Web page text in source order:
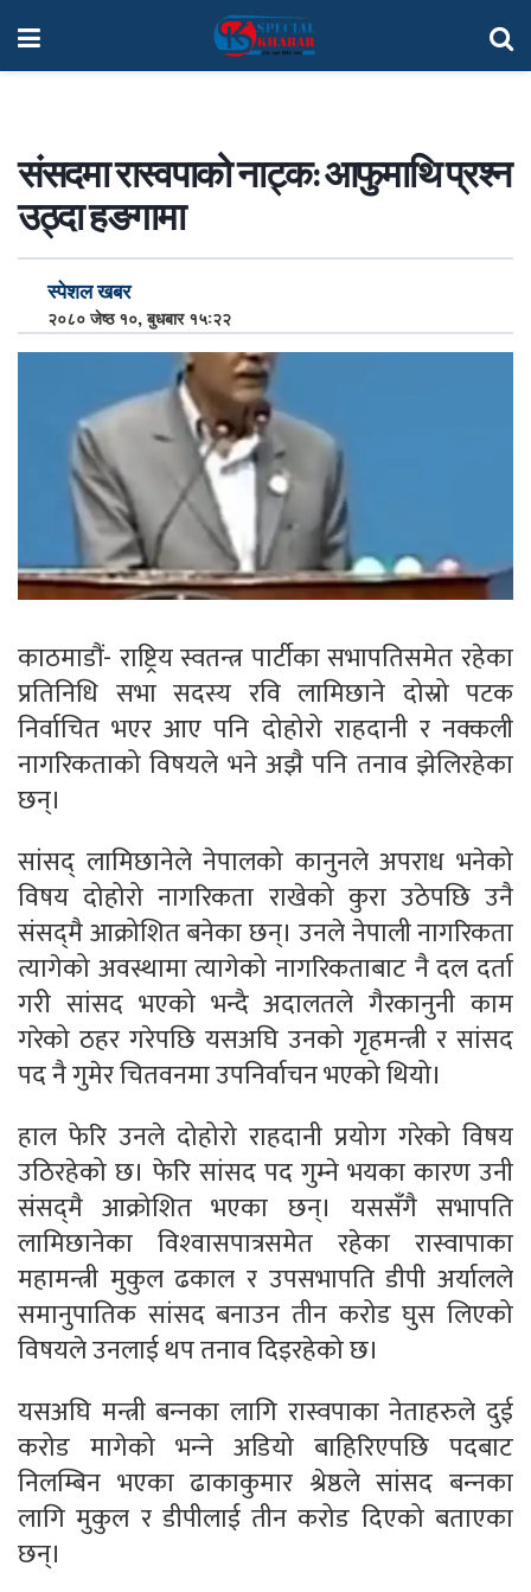
संसदमा रास्वपाको नाट्क: आफुमाथि प्रश्न
उठ्दा हङगामा
स्पेशल खबर
२०८० जेष्ठ १०, बुधबार १५:२२
काठमाडौं- राष्ट्रिय स्वतन्त्र पार्टीका सभापतिसमेत रहेका
प्रतिनिधि सभा सदस्य रवि लामिछाने दोस्रो पटक
निर्वाचित भएर आए पनि दोहोरो राहदानी र नक्कली
नागरिकताको विषयले भने अझै पनि तनाव झेलिरहेका
छन्।
सांसद् लामिछानेले नेपालको कानुनले अपराध भनेको
विषय दोहोरो नागरिकता राखेको कुरा उठेपछि उनै
संसद्‌मै आक्रोशित बनेका छन्। उनले नेपाली नागरिकता
त्यागेको अवस्थामा त्यागेको नागरिकताबाट नै दल दर्ता
गरी सांसद भएको भन्दै अदालतले गैरकानुनी काम
गरेको ठहर गरेपछि यसअघि उनको गृहमन्त्री र सांसद
पद नै गुमेर चितवनमा उपनिर्वाचन भएको थियो।
हाल फेरि उनले दोहोरो राहदानी प्रयोग गरेको विषय
उठिरहेको छ। फेरि सांसद पद गुम्‍ने भयका कारण उनी
संसद्‌मै आक्रोशित भएका छन्। यससँगै सभापति
लामिछानेका विश्‍वासपात्रसमेत रहेका रास्वापाका
महामन्त्री मुकुल ढकाल र उपसभापति डीपी अर्यालले
समानुपातिक सांसद बनाउन तीन करोड घुस लिएको
विषयले उनलाई थप तनाव दिइरहेको छ।
यसअघि मन्त्री बन्‍नका लागि रास्वपाका नेताहरुले दुई
करोड मागेको भन्‍ने अडियो बाहिरिएपछि पदबाट
निलम्बिन भएका ढाकाकुमार श्रेष्ठले सांसद बन्‍नका
लागि मुकुल र डीपीलाई तीन करोड दिएको बताएका
छन्।